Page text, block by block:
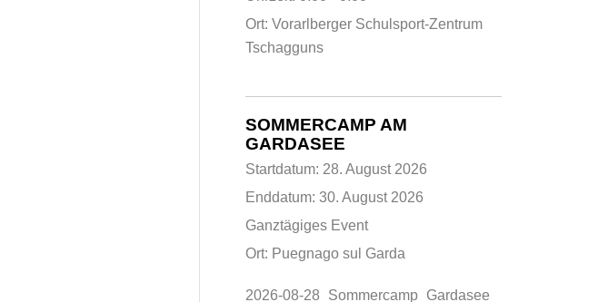
Ort: Vorarlberger Schulsport-Zentrum
Tschagguns
SOMMERCAMP AM
GARDASEE
Startdatum: 28. August 2026
Enddatum: 30. August 2026
Ganztägiges Event
Ort: Puegnago sul Garda
2026-08-28_Sommercamp_Gardasee